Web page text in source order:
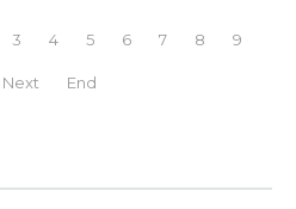
3 4 5 6 7 8 9
Next End